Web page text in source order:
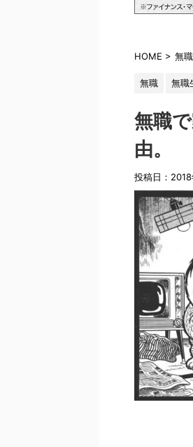
HOME > 無職
無職 無職
無職
由。
投稿日：